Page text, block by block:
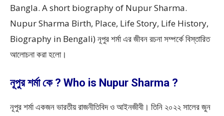
Bangla. A short biography of Nupur Sharma.
Nupur Sharma Birth, Place, Life Story, Life History,
Biography in Bengali) নূপুর শর্মা এর জীবন রচনা সম্পর্কে বিস্তারিত
আলোচনা করা হলো।
নূপুর শর্মা কে ? Who is Nupur Sharma ?
নূপুর শর্মা একজন ভারতীয় রাজনীতিবিদ ও আইনজীবী। তিনি ২০২২ সালের জুন